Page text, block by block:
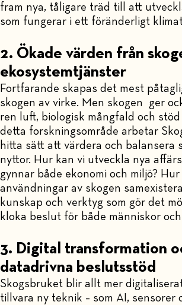
fram nya, tåligare träd till att
som fungerar i ett föränderligt
2. Ökade värden från
ekosystemtjänster
Fortfarande skapas det mest
skogen av virke. Men skogen ger
ren luft, biologisk mångfald och stöd
detta forskningsområde arbetar
hitta sätt att värdera och balansera
nyttor. Hur kan vi utveckla nya
gynnar både ekonomi och miljö?
användningar av skogen
kunskap och verktyg som gör det
kloka beslut för både människor
3. Digital transformation
datadrivna beslutsstöd
Skogsbruket blir allt mer
tillvara ny teknik – som AI, sensorer